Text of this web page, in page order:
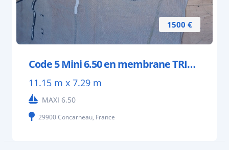
1500 €
Code 5 Mini 6.50 en membrane TRILAM 34 m²
11.15 m x 7.29 m
MAXI 6.50
29900 Concarneau, France